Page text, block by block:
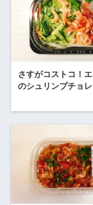
さすがコストコ！
のシュリンプチョ